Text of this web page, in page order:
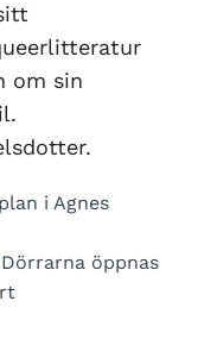
om sin
i Agnes
öppnas